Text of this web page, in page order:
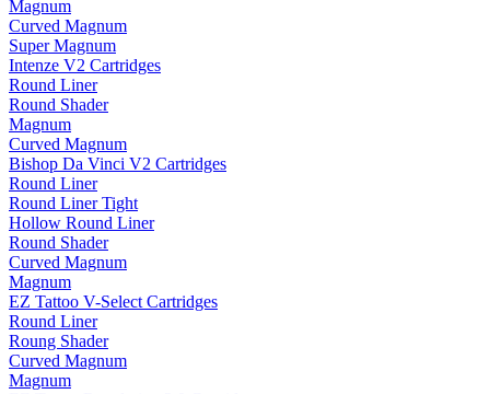
Magnum
Curved Magnum
Super Magnum
Intenze V2 Cartridges
Round Liner
Round Shader
Magnum
Curved Magnum
Bishop Da Vinci V2 Cartridges
Round Liner
Round Liner Tight
Hollow Round Liner
Round Shader
Curved Magnum
Magnum
EZ Tattoo V-Select Cartridges
Round Liner
Roung Shader
Curved Magnum
Magnum